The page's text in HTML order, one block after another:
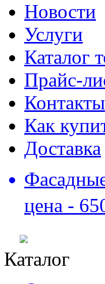
Новости
Услуги
Каталог
Прайс-
Контакты
Как
Доставка
цена -
Каталог